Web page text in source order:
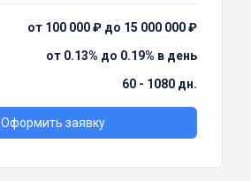
от 100 000 ₽ до 15 000 000 ₽
от 0.13% до 0.19% в день
60 - 1080 дн.
Оформить заявку